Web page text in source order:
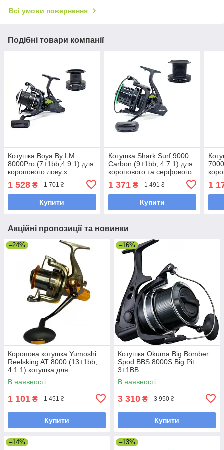
Всі умови повернення
Подібні товари компанії
Котушка Boya By LM
8000Pro (7+1bb;4.9:1) для
коропового лову з
бейтранером (2 металеві
шпулі)
1 528 ₴ 1 701 ₴
Купити
Котушка Shark Surf 9000
Carbon (9+1bb; 4.7:1) для
коропового та серфового
1 371₴ 1 491 ₴
Купити
1
Акційні пропозиції та новинки
–24%
Коропова котушка Yumoshi
Reelsking AT 8000 (13+1bb;
4.1:1) котушка для
коропового лову, конусна
шпуля
В наявності
1 101 ₴ 1 451 ₴
Купити
–16%
Котушка Okuma Big Bomber
Spod BBS 8000S Big Pit
3+1BB
В наявності
3 310 ₴ 3 950 ₴
Купити
–14% –13%